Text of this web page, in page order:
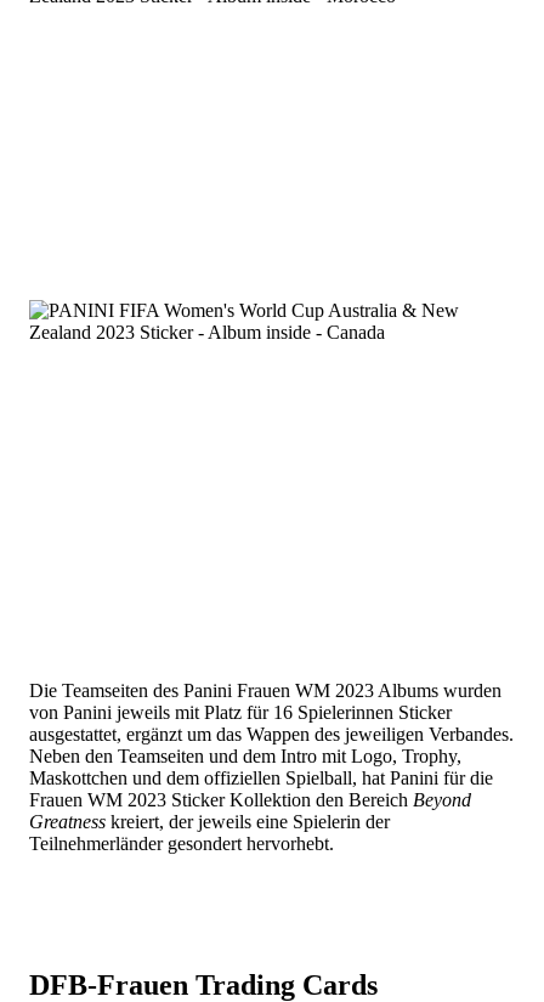
Die Teamseiten des Panini Frauen WM 2023 Albums wurden
von Panini jeweils mit Platz für 16 Spielerinnen Sticker
ausgestattet, ergänzt um das Wappen des jeweiligen Verbandes.
Neben den Teamseiten und dem Intro mit Logo, Trophy,
Maskottchen und dem offiziellen Spielball, hat Panini für die
Frauen WM 2023 Sticker Kollektion den Bereich Beyond
Greatness kreiert, der jeweils eine Spielerin der
Teilnehmerländer gesondert hervorhebt.
DFB-Frauen Trading Cards